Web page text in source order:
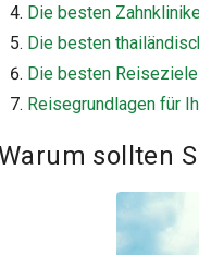
Die besten
Die besten
Die besten
Reisegrundlagen für
sollten